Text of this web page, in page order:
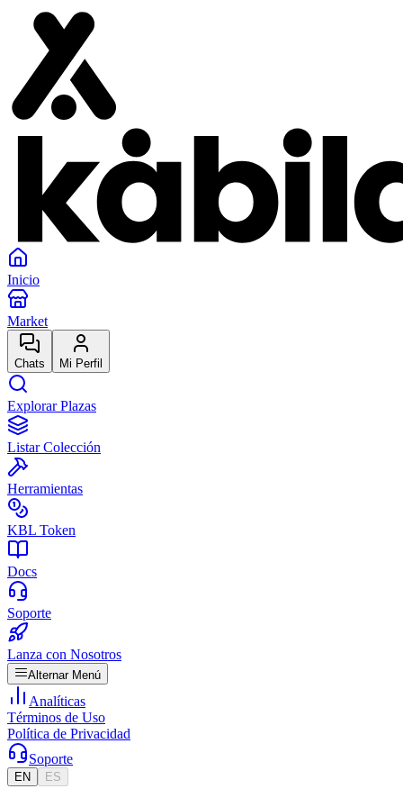
Inicio
Market
Chats Mi Perfil
Explorar Plazas
Listar Colección
Herramientas
KBL Token
Docs
Soporte
Lanza con Nosotros
Alternar Menú
Analíticas
Términos de Uso
Política de Privacidad
Soporte
EN ES